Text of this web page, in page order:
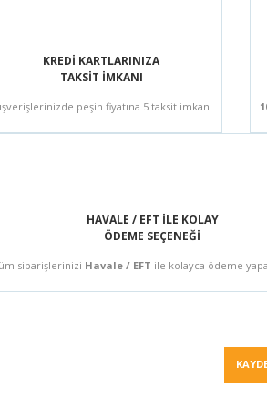
KREDİ KARTLARINIZA
TAKSİT İMKANI
peşin fiyatına 5 taksit imkanı
HAVALE / EFT İLE KOLAY
ÖDEME SEÇENEĞİ
siparişlerinizi Havale / EFT ile kolayca ödeme